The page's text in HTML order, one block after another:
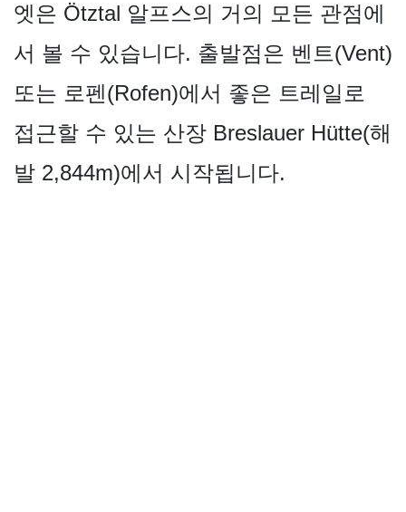
엣은 Ötztal 알프스의 거의 모든 관점에
서 볼 수 있습니다. 출발점은 벤트(Vent)
또는 로펜(Rofen)에서 좋은 트레일로
접근할 수 있는 산장 Breslauer Hütte(해
발 2,844m)에서 시작됩니다.